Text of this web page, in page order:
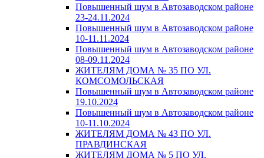
Повышенный шум в Автозаводском районе
23-24.11.2024
Повышенный шум в Автозаводском районе
10-11.11.2024
Повышенный шум в Автозаводском районе
08-09.11.2024
ЖИТЕЛЯМ ДОМА № 35 ПО УЛ.
КОМСОМОЛЬСКАЯ
Повышенный шум в Автозаводском районе
19.10.2024
Повышенный шум в Автозаводском районе
10-11.10.2024
ЖИТЕЛЯМ ДОМА № 43 ПО УЛ.
ПРАВДИНСКАЯ
ЖИТЕЛЯМ ДОМА № 5 ПО УЛ.